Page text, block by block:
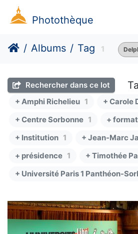
Photothèque
Albums Tag 1
Rechercher dans ce lot
+ Amphi Richelieu 1 + Carole
+ Centre Sorbonne 1 +
+ Institution 1 + Jean-Marc
+ présidence 1 + Timothée
+ Université Paris 1 Panthéon-